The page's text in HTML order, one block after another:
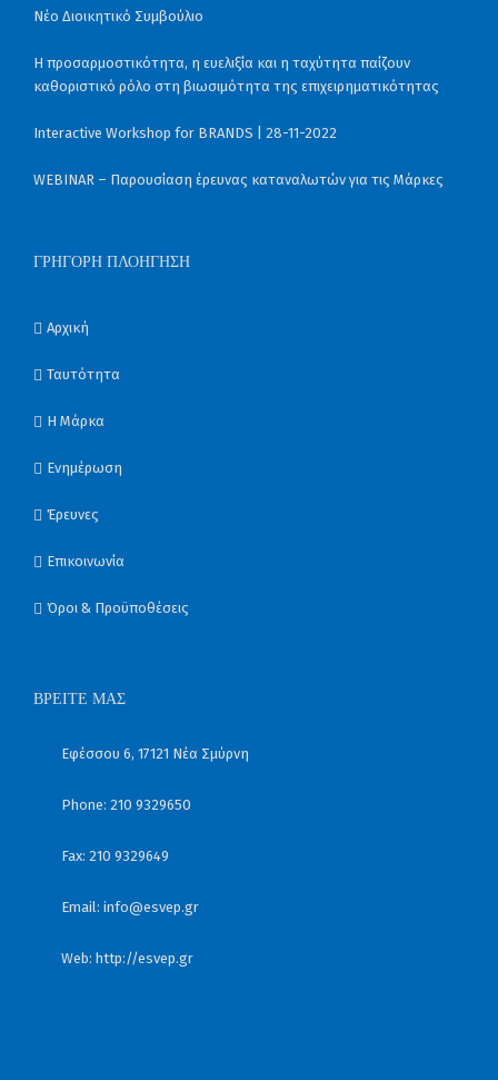
Νέο Διοικητικό Συμβούλιο
Η προσαρμοστικότητα, η ευελιξία και η ταχύτητα παίζουν
καθοριστικό ρόλο στη βιωσιμότητα της επιχειρηματικότητας
Interactive Workshop for BRANDS | 28-11-2022
WEBINAR – Παρουσίαση έρευνας καταναλωτών για τις Μάρκες
ΓΡΉΓΟΡΗ ΠΛΟΉΓΗΣΗ
Αρχική
Ταυτότητα
Η Μάρκα
Ενημέρωση
Έρευνες
Επικοινωνία
Όροι & Προϋποθέσεις
ΒΡΕΊΤΕ ΜΑΣ
Εφέσσου 6, 17121 Νέα Σμύρνη
Phone: 210 9329650
Fax: 210 9329649
Email: info@esvep.gr
Web: http://esvep.gr